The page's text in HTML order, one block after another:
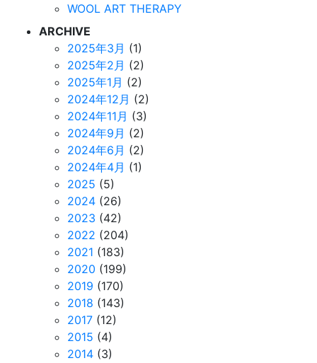
WOOL ART THERAPY
ARCHIVE
2025年3月 (1)
2025年2月 (2)
2025年1月 (2)
2024年12月 (2)
2024年11月 (3)
2024年9月 (2)
2024年6月 (2)
2024年4月 (1)
2025 (5)
2024 (26)
2023 (42)
2022 (204)
2021 (183)
2020 (199)
2019 (170)
2018 (143)
2017 (12)
2015 (4)
2014 (3)